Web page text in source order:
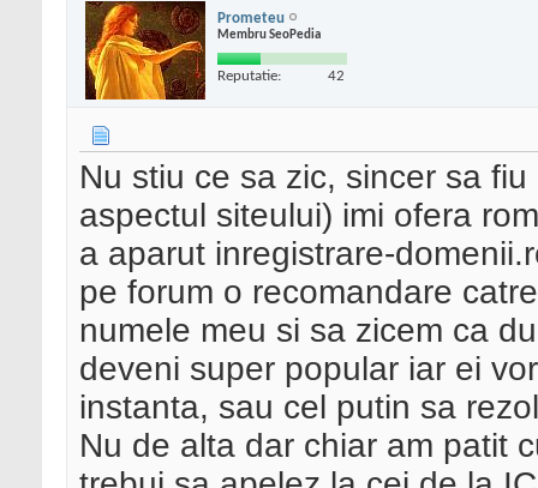
Prometeu
Membru SeoPedia
Reputatie: 42
Nu stiu ce sa zic, sincer sa
aspectul siteului) imi ofera
a aparut inregistrare-
pe forum o recomandare
numele meu si sa zicem ca
deveni super popular iar ei
instanta, sau cel putin sa
Nu de alta dar chiar am patit